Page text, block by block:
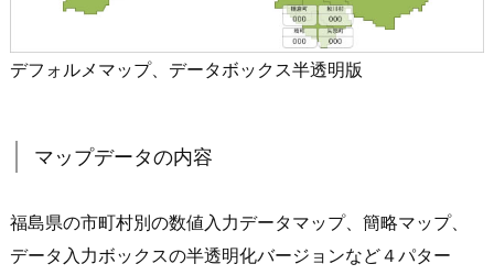
デフォルメマップ、データボックス半透明版
マップデータの内容
福島県の市町村別の数値入力データマップ、簡略マップ、
データ入力ボックスの半透明化バージョンなど４パター